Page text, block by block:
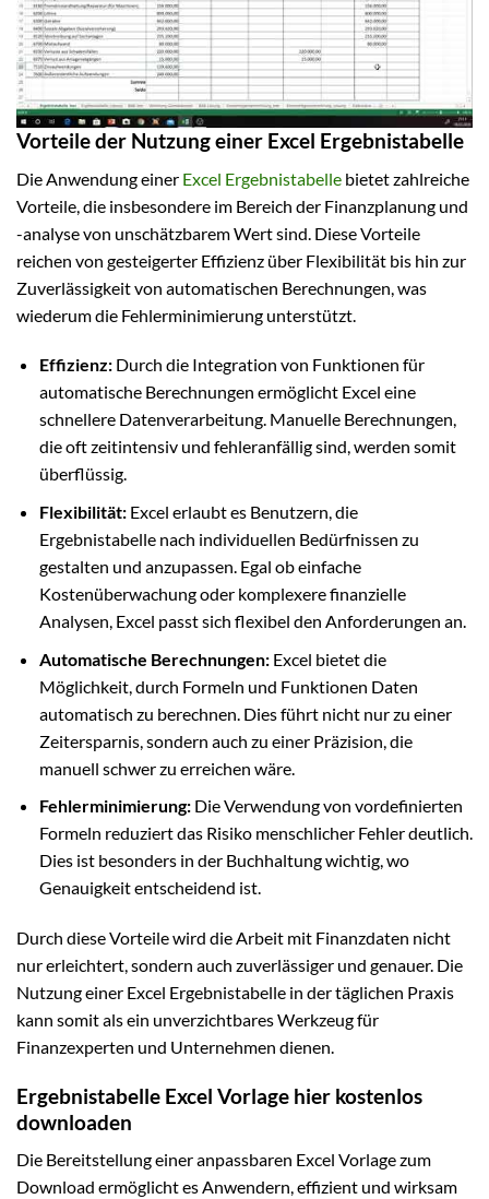
Vorteile der Nutzung einer Excel Ergebnistabelle
Die Anwendung einer Excel Ergebnistabelle bietet zahlreiche
Vorteile, die insbesondere im Bereich der Finanzplanung und
-analyse von unschätzbarem Wert sind. Diese Vorteile
reichen von gesteigerter Effizienz über Flexibilität bis hin zur
Zuverlässigkeit von automatischen Berechnungen, was
wiederum die Fehlerminimierung unterstützt.
Effizienz:Durch die Integration von Funktionen für
automatische Berechnungen ermöglicht Excel eine
schnellere Datenverarbeitung. Manuelle Berechnungen,
die oft zeitintensiv und fehleranfällig sind, werden somit
überflüssig.
Flexibilität:Excel erlaubt es Benutzern, die
Ergebnistabelle nach individuellen Bedürfnissen zu
gestalten und anzupassen. Egal ob einfache
Kostenüberwachung oder komplexere finanzielle
Analysen, Excel passt sich flexibel den Anforderungen an.
Automatische Berechnungen:Excel bietet die
Möglichkeit, durch Formeln und Funktionen Daten
automatisch zu berechnen. Dies führt nicht nur zu einer
Zeitersparnis, sondern auch zu einer Präzision, die
manuell schwer zu erreichen wäre.
Fehlerminimierung:Die Verwendung von vordefinierten
Formeln reduziert das Risiko menschlicher Fehler deutlich.
Dies ist besonders in der Buchhaltung wichtig, wo
Genauigkeit entscheidend ist.
Durch diese Vorteile wird die Arbeit mit Finanzdaten nicht
nur erleichtert, sondern auch zuverlässiger und genauer. Die
Nutzung einer Excel Ergebnistabelle in der täglichen Praxis
kann somit als ein unverzichtbares Werkzeug für
Finanzexperten und Unternehmen dienen.
Ergebnistabelle Excel Vorlage hier kostenlos
downloaden
Die Bereitstellung einer anpassbaren Excel Vorlage zum
Download ermöglicht es Anwendern, effizient und wirksam